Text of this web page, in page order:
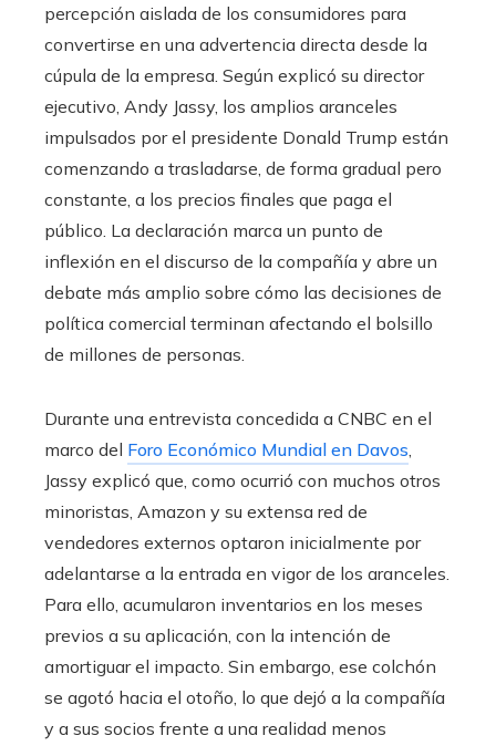
percepción aislada de los consumidores para
convertirse en una advertencia directa desde la
cúpula de la empresa. Según explicó su director
ejecutivo, Andy Jassy, los amplios aranceles
impulsados por el presidente Donald Trump están
comenzando a trasladarse, de forma gradual pero
constante, a los precios finales que paga el
público. La declaración marca un punto de
inflexión en el discurso de la compañía y abre un
debate más amplio sobre cómo las decisiones de
política comercial terminan afectando el bolsillo
de millones de personas.
Durante una entrevista concedida a CNBC en el
marco del Foro Económico Mundial en Davos
Jassy explicó que, como ocurrió con muchos otros
minoristas, Amazon y su extensa red de
vendedores externos optaron inicialmente por
adelantarse a la entrada en vigor de los aranceles.
Para ello, acumularon inventarios en los meses
previos a su aplicación, con la intención de
amortiguar el impacto. Sin embargo, ese colchón
se agotó hacia el otoño, lo que dejó a la compañía
y a sus socios frente a una realidad menos